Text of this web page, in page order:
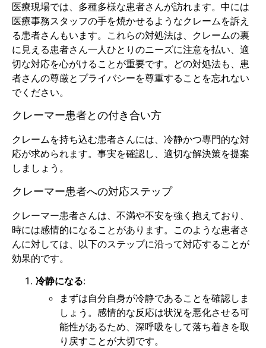
医療現場では、多種多様な患者さんが訪れます。中には
医療事務スタッフの手を焼かせるようなクレームを訴え
る患者さんもいます。これらの対処法は、クレームの裏
に見える患者さん一人ひとりのニーズに注意を払い、適
切な対応を心がけることが重要です。どの対処法も、患
者さんの尊厳とプライバシーを尊重することを忘れない
でください。
クレーマー患者との付き合い方
クレームを持ち込む患者さんには、冷静かつ専門的な対
応が求められます。事実を確認し、適切な解決策を提案
しましょう。
クレーマー患者への対応ステップ
クレーマー患者さんは、不満や不安を強く抱えており、
時には感情的になることがあります。このような患者さ
んに対しては、以下のステップに沿って対応することが
効果的です。
冷静になる:
まずは自分自身が冷静であることを確認しま
しょう。感情的な反応は状況を悪化させる可
能性があるため、深呼吸をして落ち着きを取
り戻すことが大切です。